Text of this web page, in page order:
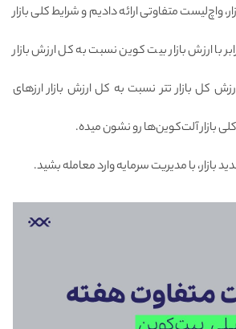
واچ‌لیست متفاوتی ارائه دادیم و شرایط کلی بازار
با ارزش بازار بیت کوین نسبت به کل ارزش بازار
کل بازار تتر نسبت به کل ارزش بازار ارزهای
بازار، با مدیریت سرمایه‌ وارد معامله بشید.